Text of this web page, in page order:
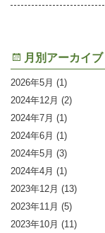
月別アーカイブ
2026年5月 (1)
2024年12月 (2)
2024年7月 (1)
2024年6月 (1)
2024年5月 (3)
2024年4月 (1)
2023年12月 (13)
2023年11月 (5)
2023年10月 (11)